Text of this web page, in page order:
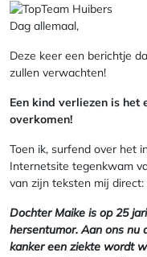
Dag allemaal,
Deze keer een berichtje
zullen verwachten!
Een kind verliezen is
overkomen!
Toen ik, surfend over het
Internetsite tegenkwam
van zijn teksten mij direct:
Dochter Maike is op 25
hersentumor. Aan ons nu
kanker een ziekte wordt